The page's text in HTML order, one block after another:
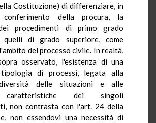
Costituzione) di differenziare, in
della procura, la
procedimenti di primo grado
di grado superiore, come
del processo civile. In realtà,
osservato, l'esistenza di una
di processi, legata alla
delle situazioni e alle
caratteristiche dei singoli
non contrasta con l'art. 24 della
non essendovi una necessità di